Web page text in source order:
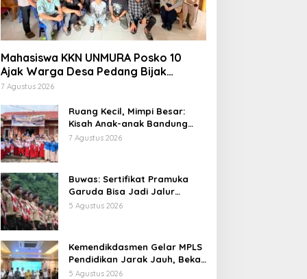
Mahasiswa KKN UNMURA Posko 10
Ajak Warga Desa Pedang Bijak
Bermedia Digital
7 Agustus 2026
Ruang Kecil, Mimpi Besar:
Kisah Anak-anak Bandung
Ujung Menemukan Dunia
7 Agustus 2026
Buwas: Sertifikat Pramuka
Garuda Bisa Jadi Jalur
Khusus Masuk TNI, Polri, dan
5 Agustus 2026
Kemendikdasmen Gelar MPLS
Pendidikan Jarak Jauh, Bekali
Murid Bangun Kemandirian
5 Agustus 2026